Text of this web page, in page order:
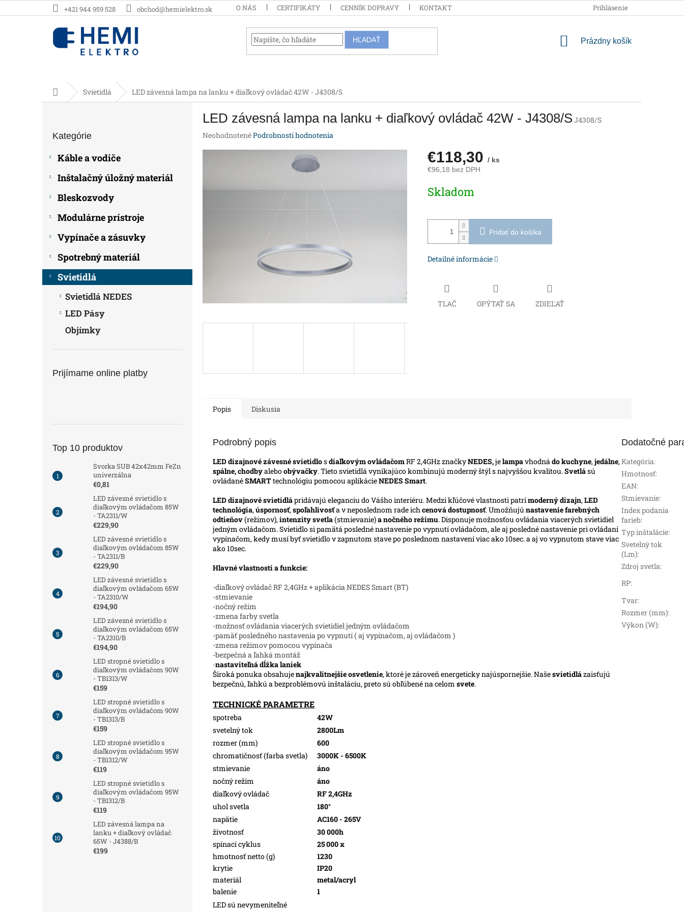
na
+421 944 959 528 obchod@hemielektro.sk O NÁS CERTIFIKÁTY CENNÍK DOPRAVY KONTAKT PODMIENKY OCHRANY
Prihlásenie
HĽADAŤ
NÁKUPNÝ
Prázdny košík
DomovSvietidlá LED závesná lampa na lanku + diaľkový ovládač 42W - J4308/S
kategórie
Kategórie
Káble a vodiče
Inštalačný úložný materiál
Bleskozvody
Modulárne prístroje
Vypínače a zásuvky
Spotrebný materiál
Svietidlá
Svietidlá NEDES
LED Pásy
Objímky
Prijímame online platby
Top 10 produktov
Svorka SUB 42x42mm FeZn
univerzálna
€0,81
LED závesné svietidlo s
diaľkovým ovládačom 85W
- TA2311/W
€229,90
LED závesné svietidlo s
diaľkovým ovládačom 85W
- TA2311/B
€229,90
LED závesné svietidlo s
diaľkovým ovládačom 65W
- TA2310/W
€194,90
LED závesné svietidlo s
diaľkovým ovládačom 65W
- TA2310/B
€194,90
LED stropné svietidlo s
diaľkovým ovládačom 90W
- TB1313/W
€159
LED stropné svietidlo s
diaľkovým ovládačom 90W
- TB1313/B
€159
LED stropné svietidlo s
diaľkovým ovládačom 95W
- TB1312/W
€119
LED stropné svietidlo s
diaľkovým ovládačom 95W
- TB1312/B
€119
LED závesná lampa na
lanku + diaľkový ovládač
65W - J4388/B
€199
LED závesná lampa na lanku + diaľkový ovládač 42W - J4308/SJ4308/S
Priemerné
NeohodnotenéPodrobnosti hodnotenia
€118,30 / ks
€96,18 bez DPH
cena:
Skladom
Pridať do košíka
Detailné informácie
TLAČ OPÝTAŤ SA ZDIEĽAŤ
Popis Diskusia
Podrobný popis
LED dizajnové závesné svietidlosdiaľkovým ovládačomRF 2,4GHz značkyNEDES,jelampavhodná do kuchyne, jedálne,
spálne, chodbyaleboobývačky. Tieto svietidlá vynikajúco kombinujú moderný štýl s najvyššou kvalitou.Svetlású
ovládanéSMARTtechnológiu pomocou aplikácieNEDES Smart.
LEDdizajnové svietidlápridávajú eleganciu do Vášho interiéru. Medzi kľúčové vlastnosti patrímoderný dizajn, LED
technológia, úspornosť, spoľahlivosťa v neposlednom rade ich cenová dostupnosť. Umožňujú nastavenie farebných
odtieňov(režimov), intenzity svetla(stmievanie)a nočného režimu. Disponuje možnosťou ovládania viacerých svietidiel
jedným ovládačom. Svietidlo si pamätá posledné nastavenie po vypnutí ovládačom, ale aj posledné nastavenie pri ovládaní
vypínačom, kedy musí byť svietidlo v zapnutom stave po poslednom nastavení viac ako 10sec. a aj vo vypnutom stave viac
ako 10sec.
Hlavné vlastnosti a funkcie:
-diaľkový ovládač RF 2,4GHz + aplikácia NEDES Smart (BT)
-stmievanie
-nočný režim
-zmena farby svetla
-možnosť ovládania viacerých svietidiel jedným ovládačom
-pamäť posledného nastavenia po vypnutí ( aj vypínačom, aj ovládačom )
-zmena režimov pomocou vypínača
-bezpečná a ľahká montáž
-nastaviteľná dĺžka laniek
Široká ponuka obsahujenajkvalitnejšie osvetlenie, ktoré je zároveň energeticky najúspornejšie. Našesvietidlázaisťujú
bezpečnú, ľahkú a bezproblémovú inštaláciu, preto sú obľúbené na celom svete.
TECHNICKÉ PARAMETRE
spotreba
42W
svetelný tok
2800Lm
rozmer (mm)
600
chromatičnosť (farba svetla)
3000K - 6500K
stmievanie
áno
nočný režim
áno
diaľkový ovládač
RF 2,4GHz
uhol svetla
180°
napätie
AC160 - 265V
životnosť
30 000h
spínací cyklus
25 000 x
hmotnosť netto (g)
1230
krytie
IP20
materiál
metal/acryl
balenie
1
LED sú nevymeniteľné
Dodatočné
Kategória:
Hmotnosť:
EAN:
Stmievanie:
Index podania
farieb:
Typ inštalácie:
Svetelný tok
(Lm):
Zdroj svetla:
RP:
Tvar:
Rozmer (mm):
Výkon (W):